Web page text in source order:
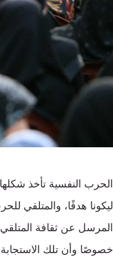
الحرب النفسية تأخذ
ليكونا هدفًا، والمتلقي
المرسل عن ثقافة
خصوصًا وأن تلك